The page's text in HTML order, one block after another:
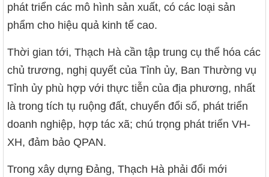
phát triển các mô hình sản xuất, có các loại sản
phẩm cho hiệu quả kinh tế cao.
Thời gian tới, Thạch Hà cần tập trung cụ thể hóa các
chủ trương, nghị quyết của Tỉnh ủy, Ban Thường vụ
Tỉnh ủy phù hợp với thực tiễn của địa phương, nhất
là trong tích tụ ruộng đất, chuyển đổi số, phát triển
doanh nghiệp, hợp tác xã; chú trọng phát triển VH-
XH, đảm bảo QPAN.
Trong xây dựng Đảng, Thạch Hà phải đổi mới